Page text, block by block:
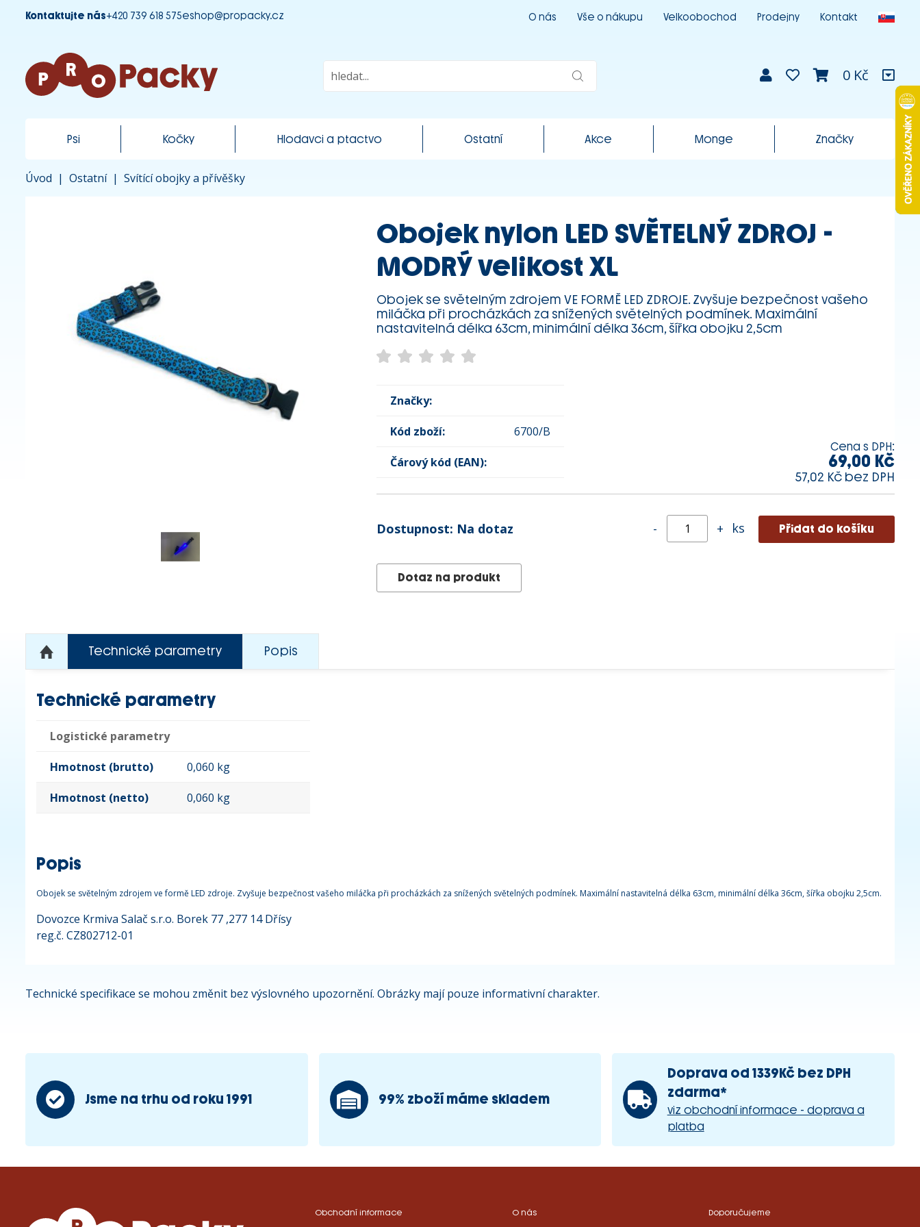
Kontaktujte nás+420 739 618 575eshop@propacky.cz O nás Vše o nákupu Velkoobochod Prodejny Kontakt
0 Kč
Psi Kočky Hlodavci a ptactvo Ostatní Akce Monge Značky
Úvod | Ostatní | Svítící obojky a přívěšky
Obojek nylon LED SVĚTELNÝ ZDROJ -
MODRÝ velikost XL
Obojek se světelným zdrojem VE FORMĚ LED ZDROJE. Zvyšuje bezpečnost vašeho
miláčka při procházkách za snížených světelných podmínek. Maximální
nastavitelná délka 63cm, minimální délka 36cm, šířka obojku 2,5cm
Značky:
Kód zboží: 6700/B
Čárový kód (EAN):
Cena s DPH:
69,00 Kč
57,02 Kč bez DPH
Dostupnost: Na dotaz - + ks
Dotaz na produkt
Technické parametry Popis
Technické parametry
Logistické parametry
Hmotnost (brutto) 0,060 kg
Hmotnost (netto) 0,060 kg
Popis
Obojek se světelným zdrojem ve formě LED zdroje. Zvyšuje bezpečnost vašeho miláčka při procházkách za snížených světelných podmínek. Maximální nastavitelná délka 63cm, minimální délka 36cm, šířka obojku 2,5cm.
Dovozce Krmiva Salač s.r.o. Borek 77 ,277 14 Dřísy
reg.č. CZ802712-01
Technické specifikace se mohou změnit bez výslovného upozornění. Obrázky mají pouze informativní charakter.
Jsme na trhu od roku 1991 99% zboží máme skladem
Doprava od 1339Kč bez DPH
zdarma*
viz obchodní informace - doprava a
platba
Obchodní informace O nás Doporučujeme